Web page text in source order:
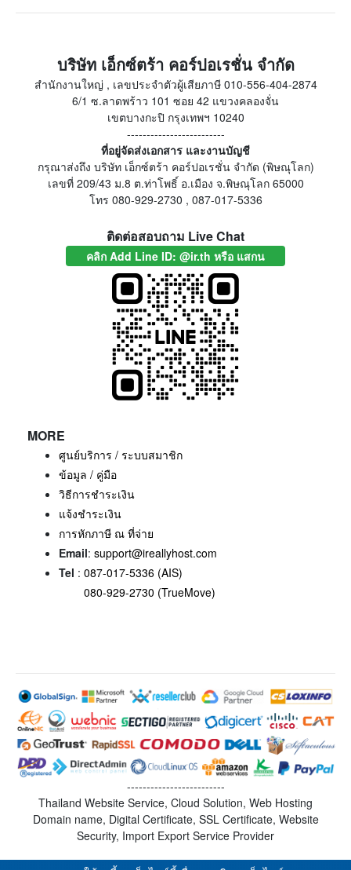
บริษัท เอ็กซ์ตร้า คอร์ปอเรชั่น จำกัด
สำนักงานใหญ่ , เลขประจำตัวผู้เสียภาษี 010-556-404-2874
6/1 ซ.ลาดพร้าว 101 ซอย 42 แขวงคลองจั่น
เขตบางกะปิ กรุงเทพฯ 10240
-------------------------
ที่อยู่จัดส่งเอกสาร และงานบัญชี
กรุณาส่งถึง บริษัท เอ็กซ์ตร้า คอร์ปอเรชั่น จำกัด (พิษณุโลก)
เลขที่ 209/43 ม.8 ต.ท่าโพธิ์ อ.เมือง จ.พิษณุโลก 65000
โทร 080-929-2730 , 087-017-5336
ติดต่อสอบถาม Live Chat
คลิก Add Line ID: @ir.th หรือ แสกน
MORE
ศูนย์บริการ / ระบบสมาชิก
ข้อมูล / คู่มือ
วิธีการชำระเงิน
แจ้งชำระเงิน
การหักภาษี ณ ที่จ่าย
Email: support@ireallyhost.com
Tel : 087-017-5336 (AIS)
080-929-2730 (TrueMove)
-------------------------
Thailand Website Service, Cloud Solution, Web Hosting
Domain name, Digital Certificate, SSL Certificate, Website
Security, Import Export Service Provider